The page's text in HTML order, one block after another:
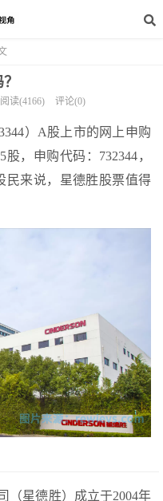
阅读(4166) 评论(0)
）A股上市的网上申购
，申购代码：732344，
民来说，星德胜股票值得
（星德胜）成立于2004年